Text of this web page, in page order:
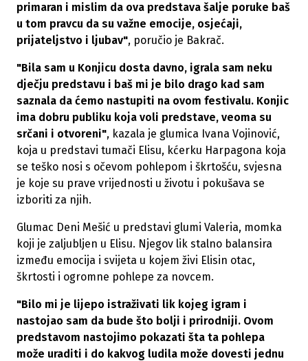
primaran i mislim da ova predstava šalje poruke baš
u tom pravcu da su važne emocije, osjećaji,
prijateljstvo i ljubav", poručio je Bakrač.
"Bila sam u Konjicu dosta davno, igrala sam neku
dječju predstavu i baš mi je bilo drago kad sam
saznala da ćemo nastupiti na ovom festivalu. Konjic
ima dobru publiku koja voli predstave, veoma su
srčani i otvoreni", kazala je glumica Ivana Vojinović,
koja u predstavi tumači Elisu, kćerku Harpagona koja
se teško nosi s očevom pohlepom i škrtošću, svjesna
je koje su prave vrijednosti u životu i pokušava se
izboriti za njih.
Glumac Deni Mešić u predstavi glumi Valeria, momka
koji je zaljubljen u Elisu. Njegov lik stalno balansira
između emocija i svijeta u kojem živi Elisin otac,
škrtosti i ogromne pohlepe za novcem.
"Bilo mi je lijepo istraživati lik kojeg igram i
nastojao sam da bude što bolji i prirodniji. Ovom
predstavom nastojimo pokazati šta ta pohlepa
može uraditi i do kakvog ludila može dovesti jednu